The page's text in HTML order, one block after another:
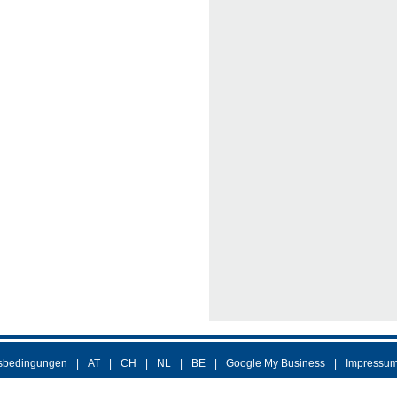
AT CH NL BE Google My Business